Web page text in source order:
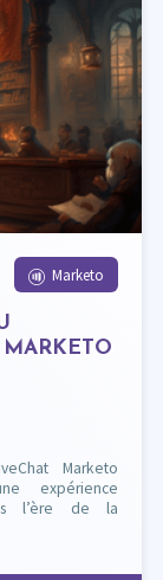
Marketo
Marketo
expérience
l’ère de la